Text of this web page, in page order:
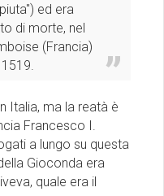
ed era
di morte, nel
(Francia)
Italia, ma la reatà è
Francesco I.
a lungo su questa
Gioconda era
quale era il